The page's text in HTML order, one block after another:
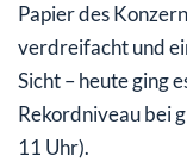
Papier des
verdreifacht und
Sicht – heute ging
Rekordniveau bei
11 Uhr).